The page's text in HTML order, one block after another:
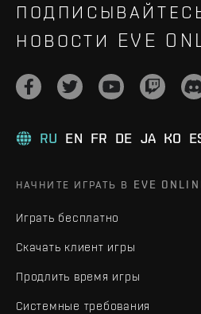
НОВОСТИ EVE
RU EN FR DE JA KO
НАЧНИТЕ ИГРАТЬ В EVE
Играть бесплатно
Скачать клиент игры
Продлить время игры
Системные требования